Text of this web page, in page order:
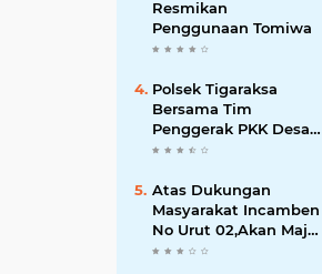
Resmikan
Penggunaan Tomiwa
Polsek Tigaraksa
Bersama Tim
Penggerak PKK Desa
Jambe Bagikan
Pengguna Jalan
Atas Dukungan
Masyarakat Incamben
No Urut 02,Akan Maju
Untuk Memajukan